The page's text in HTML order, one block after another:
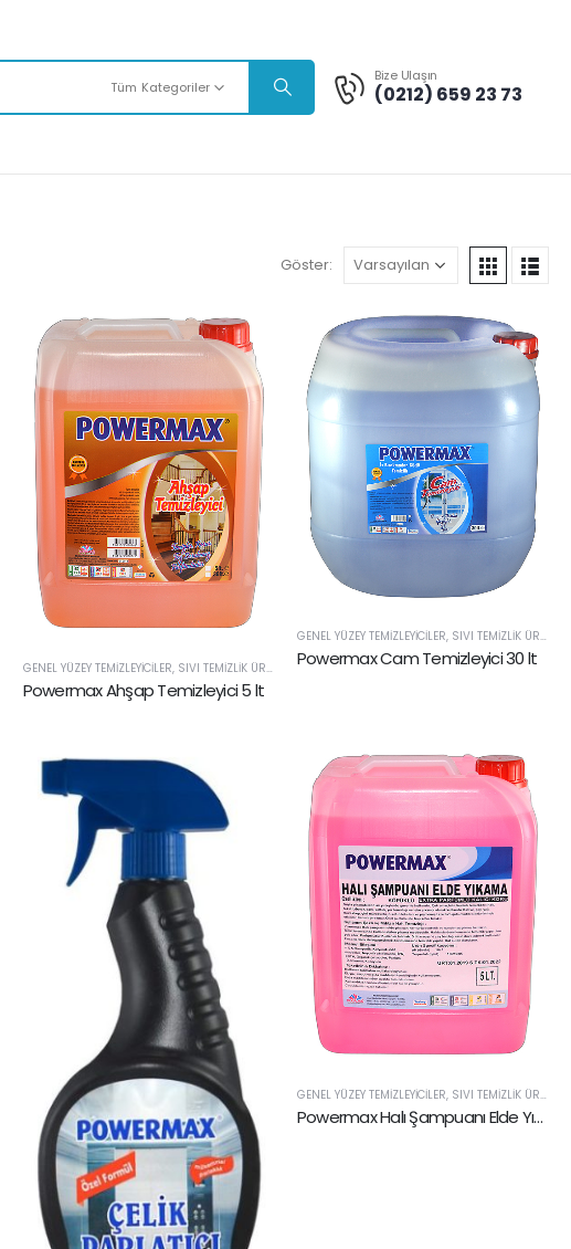
Tüm Kategoriler
Bize Ulaşın
(0212) 659 23 73
Göster:
GENEL YÜZEY TEMIZLEYICILER, SIVI TEMIZLIK ÜRÜNLERI
Powermax Ahşap Temizleyici 5 lt
GENEL YÜZEY TEMIZLEYICILER, SIVI TEMIZLIK ÜRÜNLERI
Powermax Cam Temizleyici 30 lt
GENEL YÜZEY TEMIZLEYICILER, SIVI TEMIZLIK ÜRÜNLERI
Powermax Halı Şampuanı Elde Yıkama 5 lt